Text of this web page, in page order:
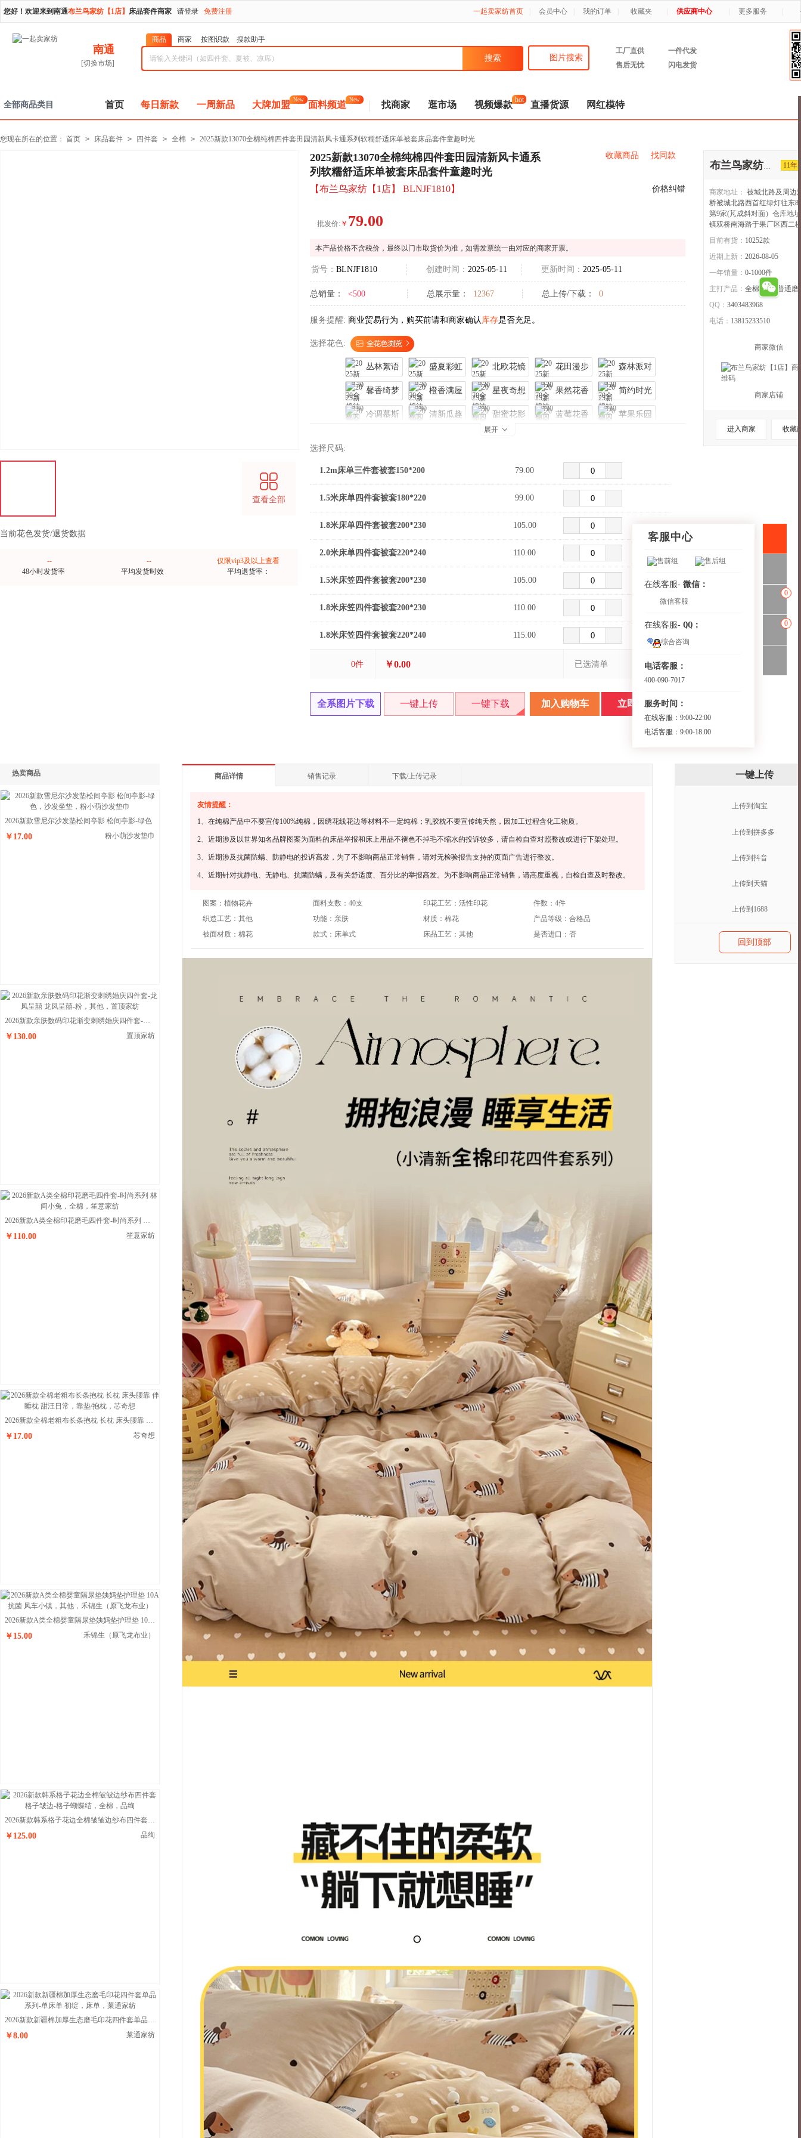
您好！欢迎来到南通布兰鸟家纺【1店】 床品套件商家 请登录 免费注册 一起卖家纺首页 会员中心 我的订单 收藏夹 供应商中心 更多服务
南通
[切换市场]
商品 商家 按图识款 搜款助手
图片搜索
工厂直供
一件代发
售后无忧
闪电发货
全部商品类目 首页 每日新款 一周新品 大牌加盟
New
面料频道
New
找商家 逛市场 视频爆款 hot 直播货源 网红模特
您现在所在的位置： 首页 > 床品套件 > 四件套 > 全棉 > 2025新款13070全棉纯棉四件套田园清新风卡通系列软糯舒适床单被套床品套件童趣时光
查看全部
当前花色发货/退货数据
--
48小时发货率
--
平均发货时效
仅限vip3及以上查看
平均退货率：
2025新款13070全棉纯棉四件套田园清新风卡通系
列软糯舒适床单被套床品套件童趣时光
收藏商品 找同款
【布兰鸟家纺【1店】 BLNJF1810】 价格纠错
批发价: ￥ 79.00
本产品价格不含税价，最终以门市取货价为准，如需发票统一由对应的商家开票。
货号： BLNJF1810 创建时间： 2025-05-11 更新时间： 2025-05-11
总销量： <500 总展示量： 12367 总上传/下载： 0
服务提醒: 商业贸易行为，购买前请和商家确认 库存是否充足。
选择花色:
丛林絮语 盛夏彩虹 北欧花镜 花田漫步 森林派对
馨香绮梦 橙香满屋 星夜奇想 果然花香 简约时光
冷调慕斯 清新瓜趣 甜蜜花影 蓝莓花香 苹果乐园
展开 
选择尺码:
1.2m床单三件套被套150*200 79.00
1.5米床单四件套被套180*220 99.00
1.8米床单四件套被套200*230 105.00
2.0米床单四件套被套220*240 110.00
1.5米床笠四件套被套200*230 105.00
1.8米床笠四件套被套200*230 110.00
1.8米床笠四件套被套220*240 115.00
0件 ￥0.00 已选清单
全系图片下载 一键上传 一键下载 加入购物车 立即购买
布兰鸟家纺【1店】 11年
商家地址： 被城北路及周边
桥被城北路西首红绿灯往东
第9家(芃成斜对面）仓库地
镇双桥南海路于果厂区西二
目前有货： 10252款
近期上新： 2026-08-05
一年销量： 0-1000件
主打产品： 全棉,其他,普通磨
QQ： 3403483968
电话： 13815233510
商家微信
商家店铺
进入商家 收藏
热卖商品
2026新款雪尼尔沙发垫松间亭影 松间亭影-绿色
￥17.00 粉小萌沙发垫巾
2026新款亲肤数码印花渐变刺绣婚庆四件套-龙凤呈囍 龙凤呈囍-粉
￥130.00 置顶家纺
2026新款A类全棉印花磨毛四件套-时尚系列 林间小兔
￥110.00 笙意家纺
2026新款全棉老粗布长条抱枕 长枕 床头腰靠 伴睡枕 甜汪日常
￥17.00 芯奇想
2026新款A类全棉婴童隔尿垫姨妈垫护理垫 10A抗菌 风车小镇
￥15.00 禾锦生（原飞龙布业）
2026新款韩系格子花边全棉皱皱边纱布四件套 格子皱边-格子蝴蝶结
￥125.00 品绚
2026新款新疆棉加厚生态磨毛印花四件套单品系列-单床单 初绽
￥8.00 莱通家纺
商品详情 销售记录 下载/上传记录
友情提醒：
1、在纯棉产品中不要宣传100%纯棉，因绣花线花边等材料不一定纯棉；乳胶枕不要宣传纯天然，因加工过程含化工物质。
2、近期涉及以世界知名品牌图案为面料的床品举报和床上用品不褪色不掉毛不缩水的投诉较多，请自检自查对照整改或进行下架处理。
3、近期涉及抗菌防螨、防静电的投诉高发，为了不影响商品正常销售，请对无检验报告支持的页面广告进行整改。
4、近期针对抗静电、无静电、抗菌防螨，及有关舒适度、百分比的举报高发。为不影响商品正常销售，请高度重视，自检自查及时整改。
图案： 植物花卉 面料支数： 40支 印花工艺： 活性印花 件数： 4件
织造工艺： 其他 功能： 亲肤 材质： 棉花 产品等级： 合格品
被面材质： 棉花 款式： 床单式 床品工艺： 其他 是否进口： 否
一键上传
上传到淘宝
上传到拼多多
上传到抖音
上传到天猫
上传到1688
回到顶部
客服中心
售前组 售后组
在线客服- 微信：
微信客服
在线客服- QQ：
综合咨询
电话客服：
400-090-7017
服务时间：
在线客服：9:00-22:00
电话客服：9:00-18:00
收起>>
0
0